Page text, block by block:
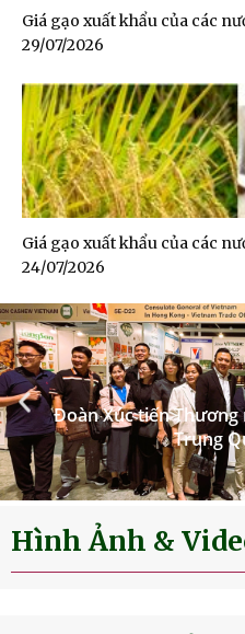
Giá gạo xuất khẩu của các
29/07/2026
Giá gạo xuất khẩu của các
24/07/2026
Hình Ảnh &